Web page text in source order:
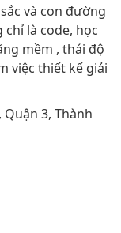
và con đường
là code, học
mềm , thái độ
việc thiết kế giải
3, Thành